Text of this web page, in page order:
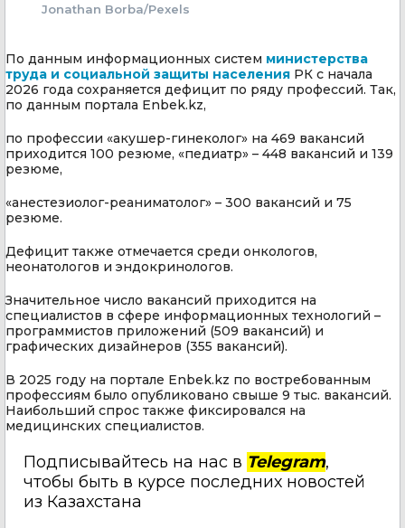
Jonathan Borba/Pexels
По данным информационных систем министерства
труда и социальной защиты населения РК с начала
2026 года сохраняется дефицит по ряду профессий. Так,
по данным портала Enbek.kz,
по профессии «акушер-гинеколог» на 469 вакансий
приходится 100 резюме, «педиатр» – 448 вакансий и 139
резюме,
«анестезиолог-реаниматолог» – 300 вакансий и 75
резюме.
Дефицит также отмечается среди онкологов,
неонатологов и эндокринологов.
Значительное число вакансий приходится на
специалистов в сфере информационных технологий –
программистов приложений (509 вакансий) и
графических дизайнеров (355 вакансий).
В 2025 году на портале Enbek.kz по востребованным
профессиям было опубликовано свыше 9 тыс. вакансий.
Наибольший спрос также фиксировался на
медицинских специалистов.
Подписывайтесь на нас в Telegram,
чтобы быть в курсе последних новостей
из Казахстана